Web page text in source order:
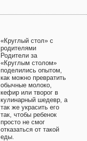
«Круглый стол» с
родителями
Родители за
«Круглым столом»
поделились опытом,
как можно превратить
обычные молоко,
кефир или творог в
кулинарный шедевр, а
так же украсить его
так, чтобы ребенок
просто не смог
отказаться от такой
еды.